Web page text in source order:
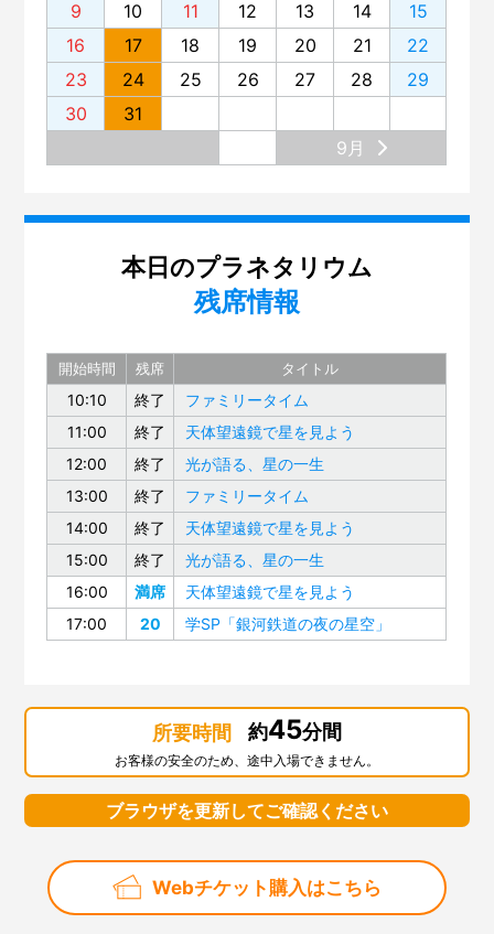
9 10 11 12 13 14
15
16
17 18 19 20 21
22
23
24 25 26 27 28
29
30
31
9月
本日のプラネタリウム
残席情報
開始時間 残席 タイトル
10:10 終了
ファミリータイム
11:00
終了
天体望遠鏡で星を見よう
12:00
終了
光が語る、星の一生
13:00
終了
ファミリータイム
14:00
終了
天体望遠鏡で星を見よう
15:00
終了
光が語る、星の一生
16:00
満席
天体望遠鏡で星を見よう
17:00
20 学SP「銀河鉄道の夜の星空」
所要時間 約45分間
お客様の安全のため、途中入場できません。
ブラウザを更新してご確認ください
Webチケット購入はこちら